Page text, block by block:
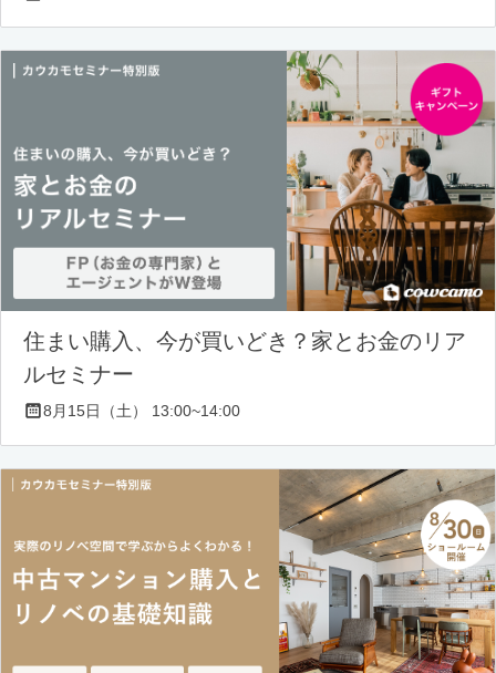
住まい購入、今が買いどき？家とお金のリア
ルセミナー
8月15日（土） 13:00~14:00